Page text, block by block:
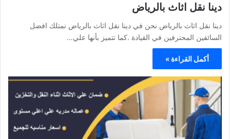
دينا نقل اثاث بالرياض
دينا نقل اثاث بالرياض نحن في دينا نقل اثاث بالرياض نمتلك افضل
السائقين المحترفين في القيادة .كما تتميز بأنها علي…
أكمل القراءة »